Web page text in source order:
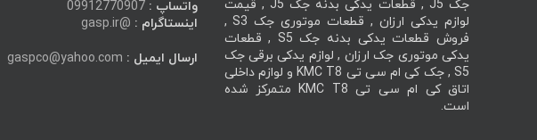
جک J5 , قطعات یدکی بدنه جک J5 , قیمت
لوازم یدکی ارزان , قطعات موتوری جک S3 ,
فروش قطعات یدکی بدنه جک S5 , قطعات
یدکی موتوری جک ارزان , لوازم یدکی برقی جک
S5 , جک کی ام سی تی KMC T8 و لوازم داخلی
اتاق کی ام سی تی KMC T8 متمرکز شده
است.
واتساپ : 09912770907
اینستاگرام : @gasp.ir
ارسال ایمیل : gaspco@yahoo.com